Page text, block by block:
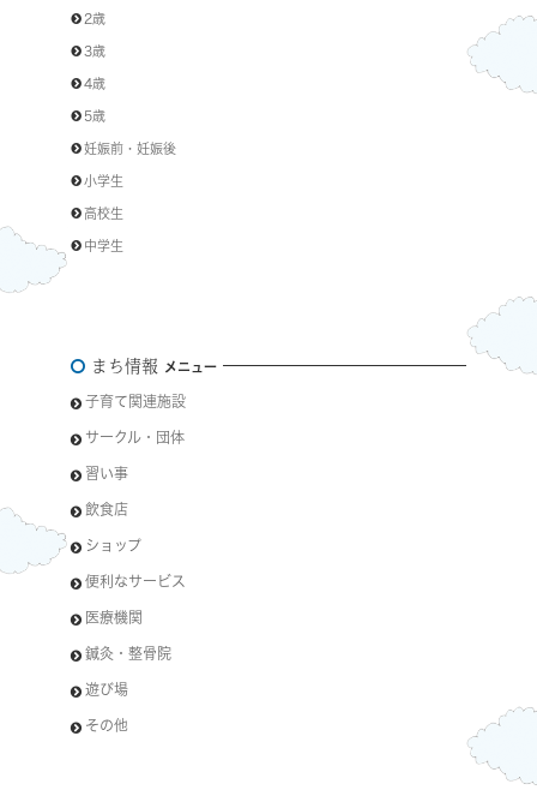
2歳
3歳
4歳
5歳
妊娠前・妊娠後
小学生
高校生
中学生
まち情報 メニュー
子育て関連施設
サークル・団体
習い事
飲食店
ショップ
便利なサービス
医療機関
鍼灸・整骨院
遊び場
その他